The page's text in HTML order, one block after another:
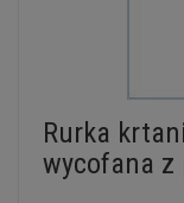
Rurka
wycofana z